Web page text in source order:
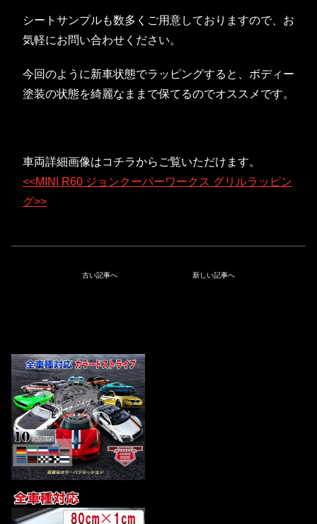
シートサンプルも数多くご用意しておりますので、お
気軽にお問い合わせください。
今回のように新車状態でラッピングすると、ボディー
塗装の状態を綺麗なままで保てるのでオススメです。
車両詳細画像はコチラからご覧いただけます。
<<MINI R60 ジョンクーパーワークス グリルラッピン
グ>>
古い記事へ 新しい記事へ